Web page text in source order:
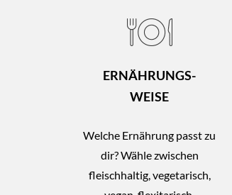
ERNÄHRUNGS-
WEISE
Welche Ernährung passt zu
dir? Wähle zwischen
fleischhaltig, vegetarisch,